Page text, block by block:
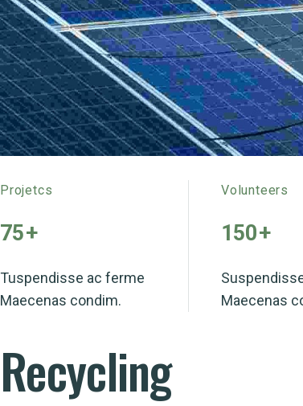
Projetcs
75+
Tuspendisse ac ferme
Maecenas condim.
Volunteers
150+
Maecenas
Recycling